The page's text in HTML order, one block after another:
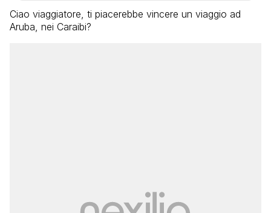
Ciao viaggiatore, ti piacerebbe vincere un viaggio ad
Aruba, nei Caraibi?